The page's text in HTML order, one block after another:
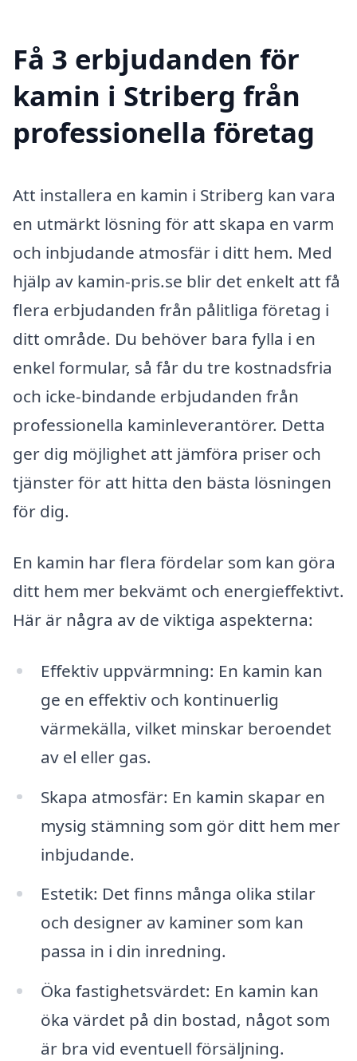
Få 3 erbjudanden för
kamin i Striberg från
professionella företag
Att installera en kamin i Striberg kan vara
en utmärkt lösning för att skapa en varm
och inbjudande atmosfär i ditt hem. Med
hjälp av kamin-pris.se blir det enkelt att få
flera erbjudanden från pålitliga företag i
ditt område. Du behöver bara fylla i en
enkel formular, så får du tre kostnadsfria
och icke-bindande erbjudanden från
professionella kaminleverantörer. Detta
ger dig möjlighet att jämföra priser och
tjänster för att hitta den bästa lösningen
för dig.
En kamin har flera fördelar som kan göra
ditt hem mer bekvämt och energieffektivt.
Här är några av de viktiga aspekterna:
Effektiv uppvärmning: En kamin kan
ge en effektiv och kontinuerlig
värmekälla, vilket minskar beroendet
av el eller gas.
Skapa atmosfär: En kamin skapar en
mysig stämning som gör ditt hem mer
inbjudande.
Estetik: Det finns många olika stilar
och designer av kaminer som kan
passa in i din inredning.
Öka fastighetsvärdet: En kamin kan
öka värdet på din bostad, något som
är bra vid eventuell försäljning.